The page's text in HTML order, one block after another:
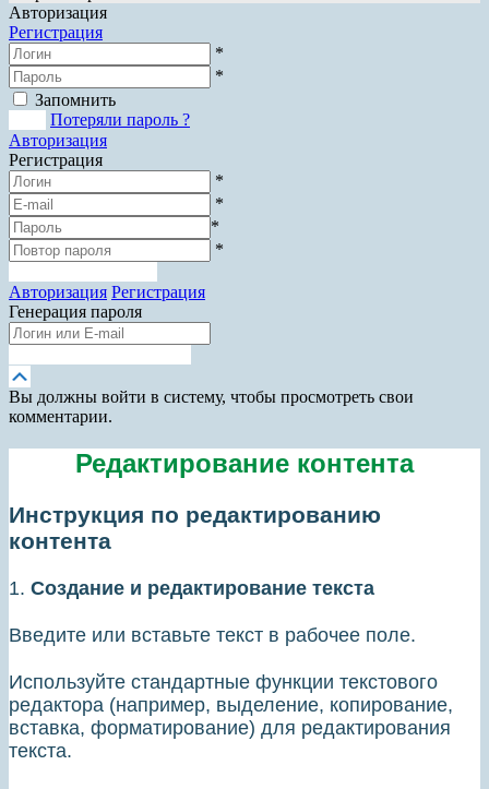
Авторизация
Регистрация
*
*
Запомнить
Потеряли пароль ?
Авторизация
Регистрация
*
*
*
*
Авторизация Регистрация
Генерация пароля
вверх
Вы должны войти в систему, чтобы просмотреть свои
комментарии.
Редактирование контента
Инструкция по редактированию
контента
1. Создание и редактирование текста
Введите или вставьте текст в рабочее поле.
Используйте стандартные функции текстового
редактора (например, выделение, копирование,
вставка, форматирование) для редактирования
текста.